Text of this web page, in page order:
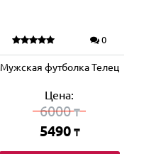
0
Мужская футболка Телец
Цена:
6000₸
5490 ₸